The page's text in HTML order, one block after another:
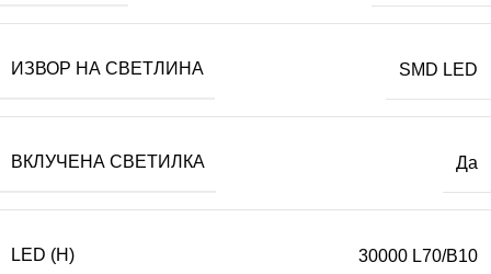
ИЗВОР НА СВЕТЛИНА SMD LED
ВКЛУЧЕНА СВЕТИЛКА Да
LED (H) 30000 L70/B10